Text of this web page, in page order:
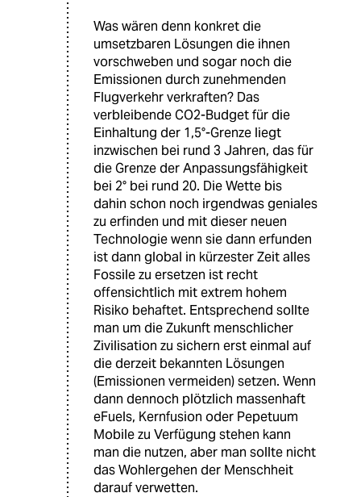
Was wären denn konkret die
umsetzbaren Lösungen die ihnen
vorschweben und sogar noch die
Emissionen durch zunehmenden
Flugverkehr verkraften? Das
verbleibende CO2-Budget für die
Einhaltung der 1,5°-Grenze liegt
inzwischen bei rund 3 Jahren, das für
die Grenze der Anpassungsfähigkeit
bei 2° bei rund 20. Die Wette bis
dahin schon noch irgendwas geniales
zu erfinden und mit dieser neuen
Technologie wenn sie dann erfunden
ist dann global in kürzester Zeit alles
Fossile zu ersetzen ist recht
offensichtlich mit extrem hohem
Risiko behaftet. Entsprechend sollte
man um die Zukunft menschlicher
Zivilisation zu sichern erst einmal auf
die derzeit bekannten Lösungen
(Emissionen vermeiden) setzen. Wenn
dann dennoch plötzlich massenhaft
eFuels, Kernfusion oder Pepetuum
Mobile zu Verfügung stehen kann
man die nutzen, aber man sollte nicht
das Wohlergehen der Menschheit
darauf verwetten.